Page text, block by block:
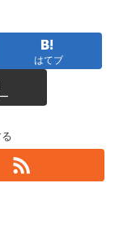
はてブ